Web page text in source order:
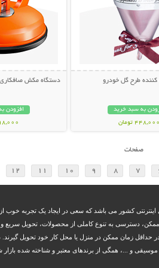
طرح گل خودرو
به سبد خرید
448,000 تومان
دستگاه مکش صافکاری PDR و تعمیر فرورفتگی
افزودن
398,000
صفحات
7
8
9
10
11
12
اینترنتی کشور می باشد که سعی در ایجاد یک تجربه خوب
دسترسی به تنوع کاملی از محصولات، تحویل سریع
حداقل زمان ممکن در منزل یا محل کار خود تحویل
و ...، همگی از برندهای معتبر و شناخته شده